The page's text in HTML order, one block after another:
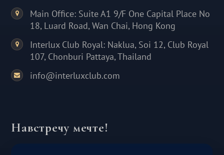
Main Office: Suite A1 9/F One Capital Place No
18, Luard Road, Wan Chai, Hong Kong
Interlux Club Royal: Naklua, Soi 12, Club Royal
107, Chonburi Pattaya, Thailand
info@interluxclub.com
Навстречу мечте!